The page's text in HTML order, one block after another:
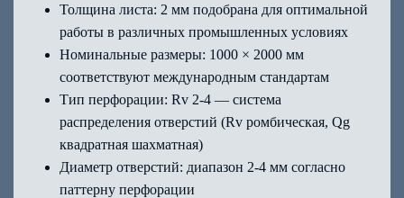
Толщина листа: 2 мм подобрана для оптимальной
работы в различных промышленных условиях
Номинальные размеры: 1000 × 2000 мм
соответствуют международным стандартам
Тип перфорации: Rv 2-4 — система
распределения отверстий (Rv ромбическая, Qg
квадратная шахматная)
Диаметр отверстий: диапазон 2-4 мм согласно
паттерну перфорации